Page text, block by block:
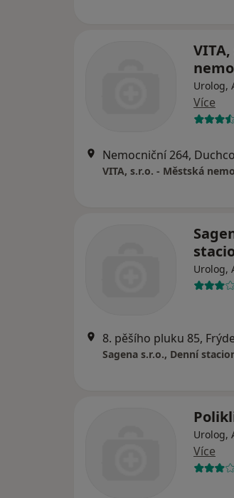
Urolog,
Více
Nemocniční 264,
VITA, s.r.o. - Městská
Urolog,
8. pěšího pluku 85,
Sagena s.r.o., Denní
Urolog,
Více